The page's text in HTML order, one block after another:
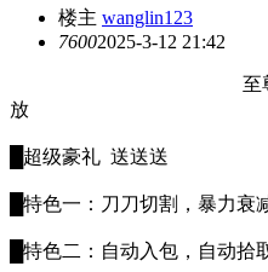
楼主 wanglin123
76002025-3-12 21:42
至尊神域 3.3.5
放
█超级豪礼 送送送
█特色一：刀刀切割，暴力衰
█特色二：自动入包，自动拾